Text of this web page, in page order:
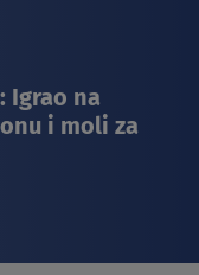
Igrao na
i moli za